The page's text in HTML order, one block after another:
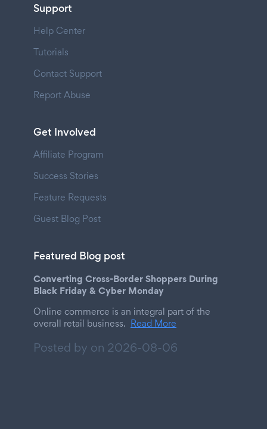
Support
Help Center
Tutorials
Contact Support
Report Abuse
Get Involved
Affiliate Program
Success Stories
Feature Requests
Guest Blog Post
Featured Blog post
Converting Cross-Border Shoppers During
Black Friday & Cyber Monday
Online commerce is an integral part of the
overall retail business. Read More
Posted by on 2026-08-06